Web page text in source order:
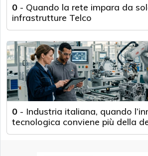
0 - Quando la rete impara da
infrastrutture Telco
0 - Industria italiana, quando
tecnologica conviene più della